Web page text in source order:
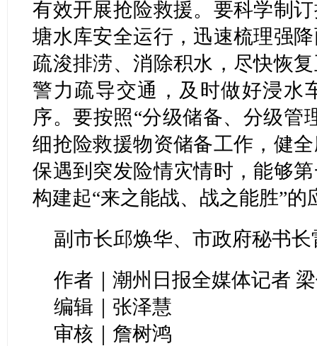
有效开展抢险救援。要科学制
塘水库安全运行，迅速梳理强
疏浚排涝、消除积水，尽快恢
警力疏导交通，及时做好浸水
序。要按照“分级储备、分级管
细抢险救援物资储备工作，健
保遇到突发险情灾情时，能够
构建起“来之能战、战之能胜”的
副市长邱焕华、市政府秘书
作者｜潮州日报全媒体记者
编辑｜张泽慧
审核｜詹树鸿